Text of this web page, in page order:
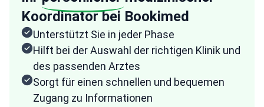
Koordinator bei Bookimed
Unterstützt Sie in jeder Phase
Hilft bei der Auswahl der richtigen Klinik und
des passenden Arztes
Sorgt für einen schnellen und bequemen
Zugang zu Informationen